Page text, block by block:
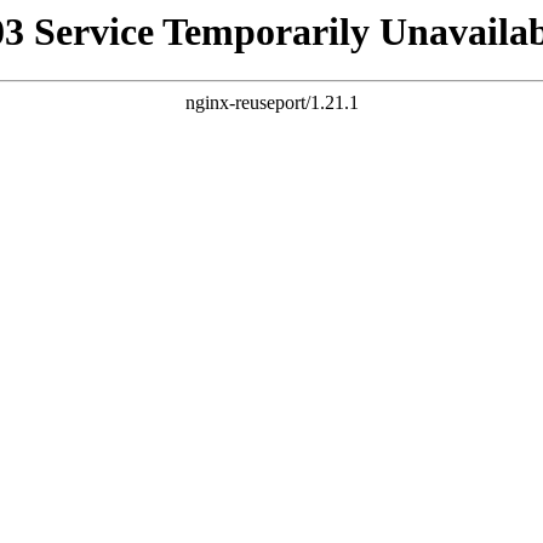
Service Temporarily
nginx-reuseport/1.21.1